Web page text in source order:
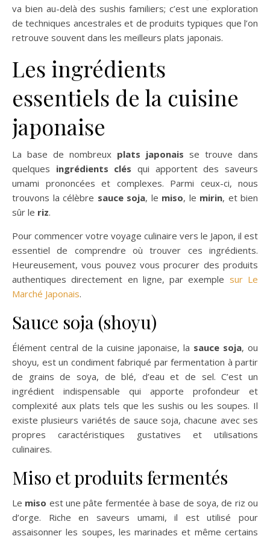
va bien au-delà des sushis familiers; c’est une exploration
de techniques ancestrales et de produits typiques que l’on
retrouve souvent dans les meilleurs plats japonais.
Les ingrédients
essentiels de la cuisine
japonaise
La base de nombreux plats japonais se trouve dans
quelques ingrédients clés qui apportent des saveurs
umami prononcées et complexes. Parmi ceux-ci, nous
trouvons la célèbre sauce soja, le miso, le mirin, et bien
sûr le riz.
Pour commencer votre voyage culinaire vers le Japon, il est
essentiel de comprendre où trouver ces ingrédients.
Heureusement, vous pouvez vous procurer des produits
authentiques directement en ligne, par exemple sur Le
Marché Japonais.
Sauce soja (shoyu)
Élément central de la cuisine japonaise, la sauce soja, ou
shoyu, est un condiment fabriqué par fermentation à partir
de grains de soya, de blé, d’eau et de sel. C’est un
ingrédient indispensable qui apporte profondeur et
complexité aux plats tels que les sushis ou les soupes. Il
existe plusieurs variétés de sauce soja, chacune avec ses
propres caractéristiques gustatives et utilisations
culinaires.
Miso et produits fermentés
Le miso est une pâte fermentée à base de soya, de riz ou
d’orge. Riche en saveurs umami, il est utilisé pour
assaisonner les soupes, les marinades et même certains